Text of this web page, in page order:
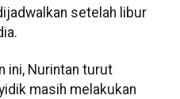
setelah libur
ini, Nurintan turut
masih melakukan